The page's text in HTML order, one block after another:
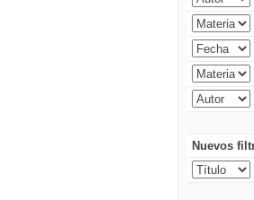
Nuevos